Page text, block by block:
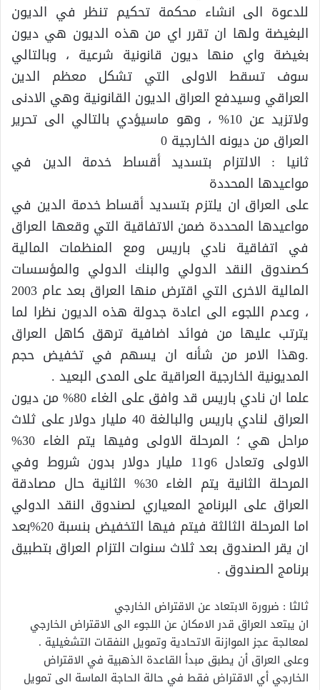
للدعوة الى انشاء محكمة تحكيم تنظر في الديون
البغيضة ولها ان تقرر اي من هذه الديون هي ديون
بغيضة واي منها ديون قانونية شرعية ، وبالتالي
سوف تسقط الاولى التي تشكل معظم الدين
العراقي وسيدفع العراق الديون القانونية وهي الادنى
ولاتزيد عن 10% ، وهو ماسيؤدي بالتالي الى تحرير
العراق من ديونه الخارجية 0
ثانيا : الالتزام بتسديد أقساط خدمة الدين في
مواعيدها المحددة
على العراق ان يلتزم بتسديد أقساط خدمة الدين في
مواعيدها المحددة ضمن الاتفاقية التي وقعها العراق
في اتفاقية نادي باريس ومع المنظمات المالية
كصندوق النقد الدولي والبنك الدولي والمؤسسات
المالية الاخرى التي اقترض منها العراق بعد عام 2003
، وعدم اللجوء الى اعادة جدولة هذه الديون نظرا لما
يترتب عليها من فوائد اضافية ترهق كاهل العراق
.وهذا الامر من شأنه ان يسهم في تخفيض حجم
المديونية الخارجية العراقية على المدى البعيد .
علما ان نادي باريس قد وافق على الغاء 80% من ديون
العراق لنادي باريس والبالغة 40 مليار دولار على ثلاث
مراحل هي ؛ المرحلة الاولى وفيها يتم الغاء 30%
الاولى وتعادل 6و11 مليار دولار بدون شروط وفي
المرحلة الثانية يتم الغاء 30% الثانية حال مصادقة
العراق على البرنامج المعياري لصندوق النقد الدولي
اما المرحلة الثالثة فيتم فيها التخفيض بنسبة 20%بعد
ان يقر الصندوق بعد ثلاث سنوات التزام العراق بتطبيق
برنامج الصندوق .
ثالثا : ضرورة الابتعاد عن الاقتراض الخارجي
ان يبتعد العراق قدر الامكان عن اللجوء الى الاقتراض الخارجي
لمعالجة عجز الموازنة الاتحادية وتمويل النفقات التشغيلية .
وعلى العراق أن يطبق مبدأ القاعدة الذهبية في الاقتراض
الخارجي أي الاقتراض فقط في حالة الحاجة الماسة الى تمويل